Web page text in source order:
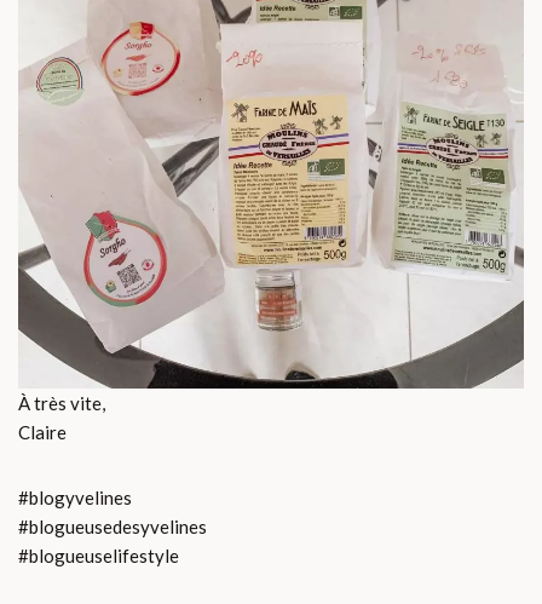
À très vite,
Claire
#blogyvelines
#blogueusedesyvelines
#blogueuselifestyle